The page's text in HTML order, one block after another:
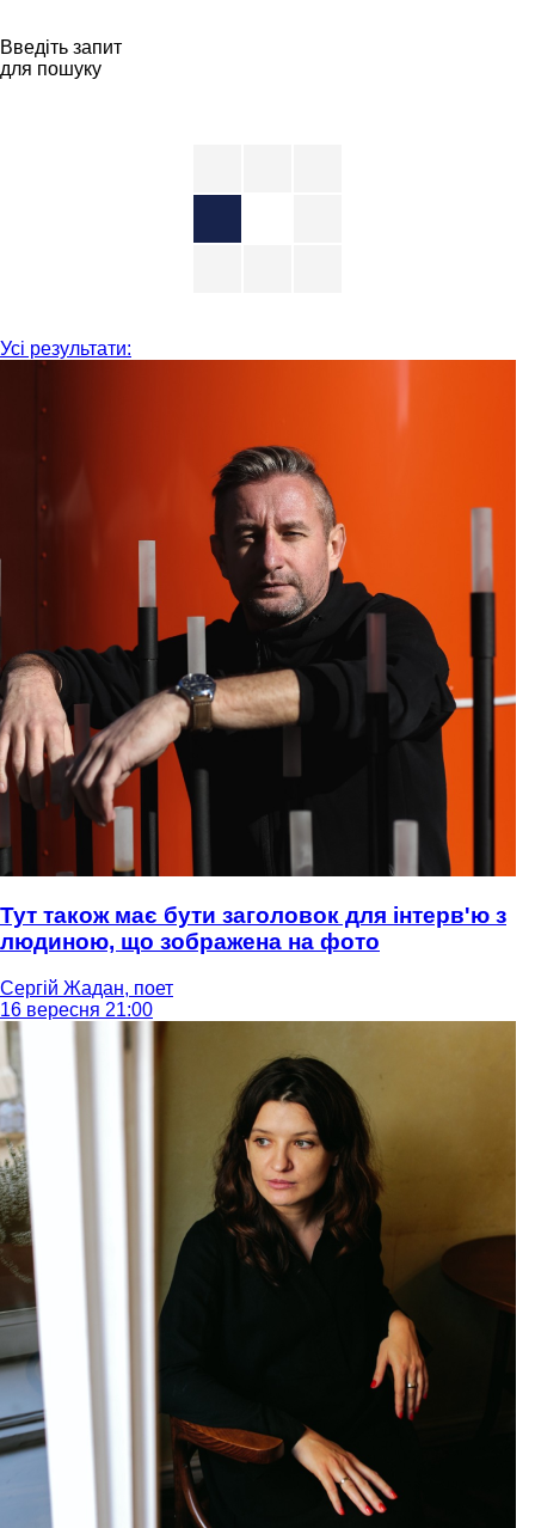
Введіть запит
для пошуку
Усі результати:
Тут також має бути заголовок для інтерв'ю з
людиною, що зображена на фото
Сергій Жадан, поет
16 вересня 21:00